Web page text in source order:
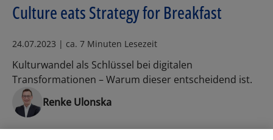
Culture eats Strategy for Breakfast
24.07.2023 | ca. 7 Minuten Lesezeit
Kulturwandel als Schlüssel bei digitalen
Transformationen – Warum dieser entscheidend ist.
Renke Ulonska